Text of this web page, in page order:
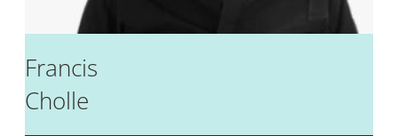
Francis
Cholle